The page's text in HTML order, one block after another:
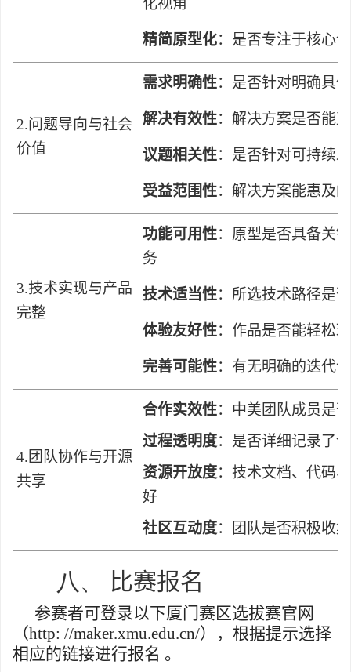
精简原型化：是否专注于核心
2.问题导向与社会
价值
需求明确性：是否针对明确具
解决有效性：解决方案是否能
议题相关性：是否针对可持续
受益范围性：解决方案能惠及
3.技术实现与产品
完整
功能可用性：原型是否具备关
务
技术适当性：所选技术路径是
体验友好性：作品是否能轻松
完善可能性：有无明确的迭代
4.团队协作与开源
共享
合作实效性：中美团队成员是
过程透明度：是否详细记录了
资源开放度：技术文档、代码
好
社区互动度：团队是否积极收
八、 比赛报名
参赛者可登录以下厦门赛区选拔赛官网
（http: //maker.xmu.edu.cn/），根据提示选择
相应的链接进行报名 。